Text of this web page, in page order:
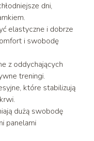
dni,
elastyczne i dobrze
i swobodę
z oddychających
treningi.
które stabilizują
dużą swobodę
panelami